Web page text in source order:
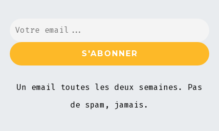
Un email toutes les deux semaines. Pas
de spam, jamais.